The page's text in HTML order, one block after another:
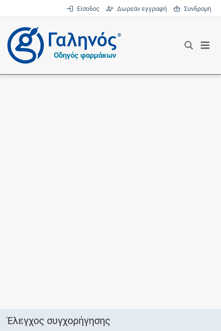
Είσοδος Δωρεάν εγγραφή Συνδρομή
®
Οδηγός φαρμάκων
Έλεγχος συγχορήγησης